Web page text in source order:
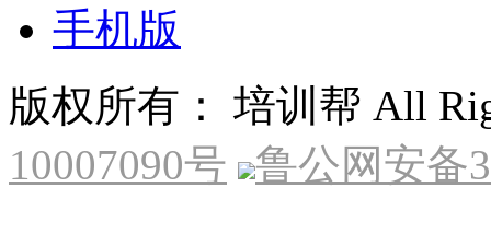
手机版
版权所有： 培训帮 All
10007090号
鲁公网安备